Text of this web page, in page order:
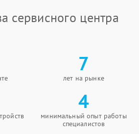
сервисного центра
7
лет на рынке
4
минимальный опыт работы
специалистов